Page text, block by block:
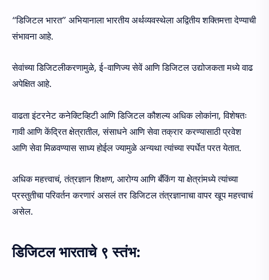
“डिजिटल भारत” अभियानाला भारतीय अर्थव्यवस्थेला अद्वितीय शक्तिमत्ता देण्याची
संभावना आहे.
सेवांच्या डिजिटलीकरणामुळे, ई-वाणिज्य सेवें आणि डिजिटल उद्योजकता मध्ये वाढ
अपेक्षित आहे.
वाढता इंटरनेट कनेक्टिव्हिटी आणि डिजिटल कौशल्य अधिक लोकांना, विशेषतः
गावी आणि केंद्रित क्षेत्रातील, संसाधने आणि सेवा तक्रार करण्यासाठी प्रवेश
आणि सेवा मिळवण्यास साध्य होईल ज्यामुळे अन्यथा त्यांच्या स्पर्धेत परत येतात.
अधिक महत्त्वाचं, तंत्रज्ञान शिक्षण, आरोग्य आणि बँकिंग या क्षेत्रांमध्ये त्यांच्या
प्रस्तुतीचा परिवर्तन करणारं असलं तर डिजिटल तंत्रज्ञानाचा वापर खूप महत्त्वाचं
असेल.
डिजिटल भारताचे ९ स्तंभ: